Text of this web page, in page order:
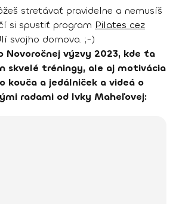
stretávať pravidelne a nemusíš
si spustiť program Pilates cez
svojho domova. ;-)
Novoročnej výzvy 2023, kde ťa
skvelé tréningy, ale aj motivácia
kouča a jedálniček a videá o
radami od Ivky Maheľovej: